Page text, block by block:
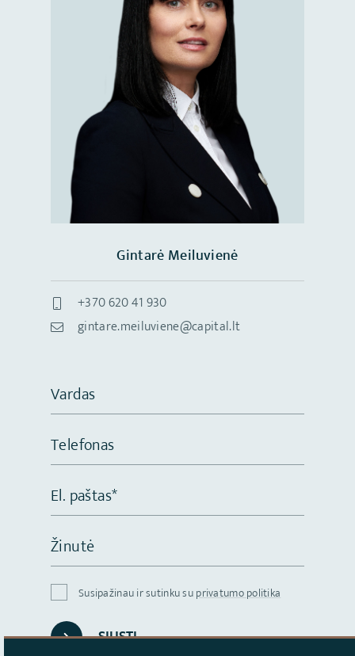
Gintarė Meiluvienė
+370 620 41 930
gintare.meiluviene@capital.lt
Vardas
Telefonas
El. paštas*
Žinutė
Susipažinau ir sutinku suprivatumo politika
SIŲSTI